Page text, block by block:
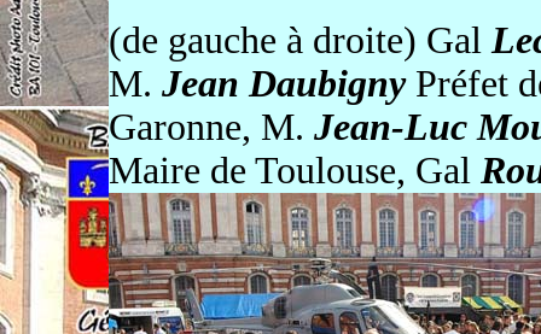
(de gauche à droite) Gal
M. Jean DaubignyPréfet
Garonne, M. Jean-Luc
Maire de Toulouse, Gal